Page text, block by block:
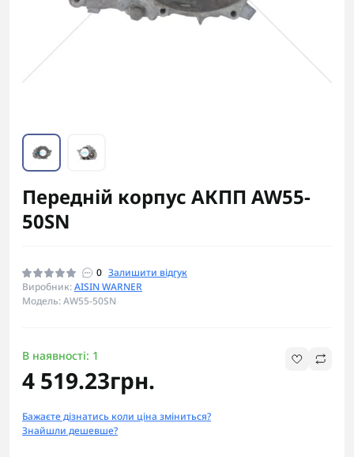
Передній корпус АКПП AW55-
50SN
0 Залишити відгук
Виробник:AISIN WARNER
Модель: AW55-50SN
В наявності: 1
4 519.23грн.
Бажаєте дізнатись коли ціна зміниться?
Знайшли дешевше?